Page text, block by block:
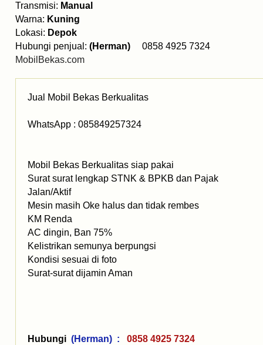
Transmisi: Manual
Warna: Kuning
Lokasi: Depok
Hubungi penjual: (Herman) 0858 4925 7324
MobilBekas.com
Jual Mobil Bekas Berkualitas
WhatsApp : 085849257324
Mobil Bekas Berkualitas siap pakai
Surat surat lengkap STNK & BPKB dan Pajak
Jalan/Aktif
Mesin masih Oke halus dan tidak rembes
KM Renda
AC dingin, Ban 75%
Kelistrikan semunya berpungsi
Kondisi sesuai di foto
Surat-surat dijamin Aman
Hubungi (Herman) :
0858 4925 7324